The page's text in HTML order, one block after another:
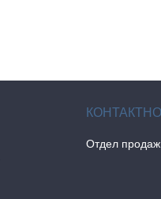
Отдел продаж